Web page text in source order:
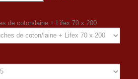
de coton/laine + Lifex 70 x 200